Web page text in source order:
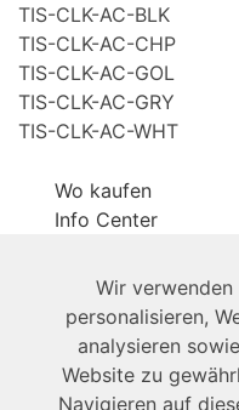
TIS-CLK-AC-BLK
TIS-CLK-AC-CHP
TIS-CLK-AC-GOL
TIS-CLK-AC-GRY
TIS-CLK-AC-WHT
Wo kaufen
Info Center
Broschüre
Über uns
Wir
personalisieren,
analysieren
Website zu
Navigieren auf